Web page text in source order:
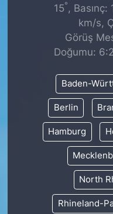
15° , Basınç:
km/s,
Görüş
Doğumu:
Baden-
Berlin
Hamburg
North
Rhineland-